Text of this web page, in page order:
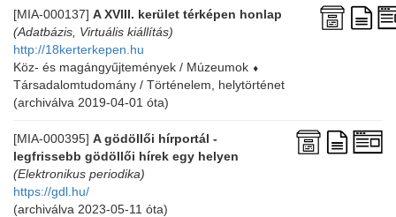
[MIA-000137] A XVIII. kerület térképen honlap
(Adatbázis, Virtuális kiállítás)
http://18kerterkepen.hu
Köz- és magángyűjtemények / Múzeumok ⬧
Társadalomtudomány / Történelem, helytörténet
(archiválva 2019-04-01 óta)
[MIA-000395] A gödöllői hírportál -
legfrissebb gödöllői hírek egy helyen
(Elektronikus periodika)
https://gdl.hu/
(archiválva 2023-05-11 óta)